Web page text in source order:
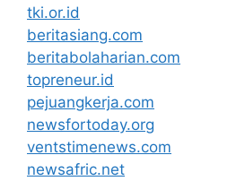
tki.or.id
beritasiang.com
beritabolaharian.com
topreneur.id
pejuangkerja.com
newsfortoday.org
ventstimenews.com
newsafric.net